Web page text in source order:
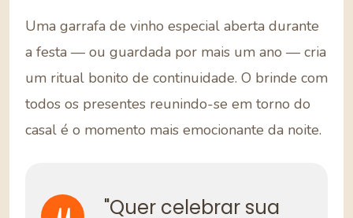
Uma garrafa de vinho especial aberta durante
a festa — ou guardada por mais um ano — cria
um ritual bonito de continuidade. O brinde com
todos os presentes reunindo-se em torno do
casal é o momento mais emocionante da noite.
"Quer celebrar sua